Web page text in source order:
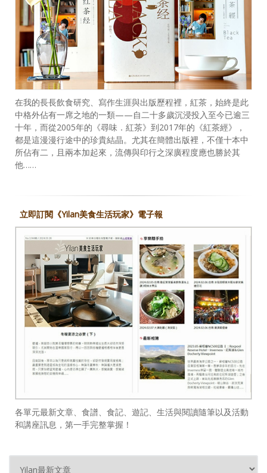
在我的長長飲食研究、寫作生涯與出版歷程裡，紅茶，始終是此
中格外佔有一席之地的一類——自二十多歲沉浸投入至今已逾三
十年，而從2005年的《尋味．紅茶》到2017年的《紅茶經》，
都是這漫漫行途中的珍貴結晶。尤其在簡體出版裡，不僅十本中
所佔有二，且兩本加起來，流傳與印行之深廣程度應也勝於其
他……
立即訂閱《Yilan美食生活玩家》電子報
各單元最新文章、食譜、食記、遊記、生活與閱讀隨筆以及活動
和講座訊息，第一手完整掌握！